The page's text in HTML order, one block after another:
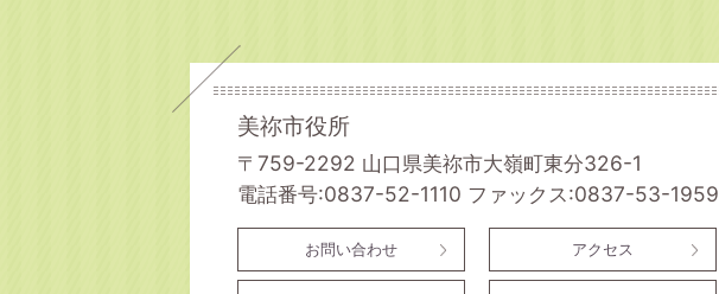
美祢市役所
〒759-2292 山口県美祢市大嶺町東分326-1
電話番号:0837-52-1110 ファックス:0837-53-1959
お問い合わせ アクセス